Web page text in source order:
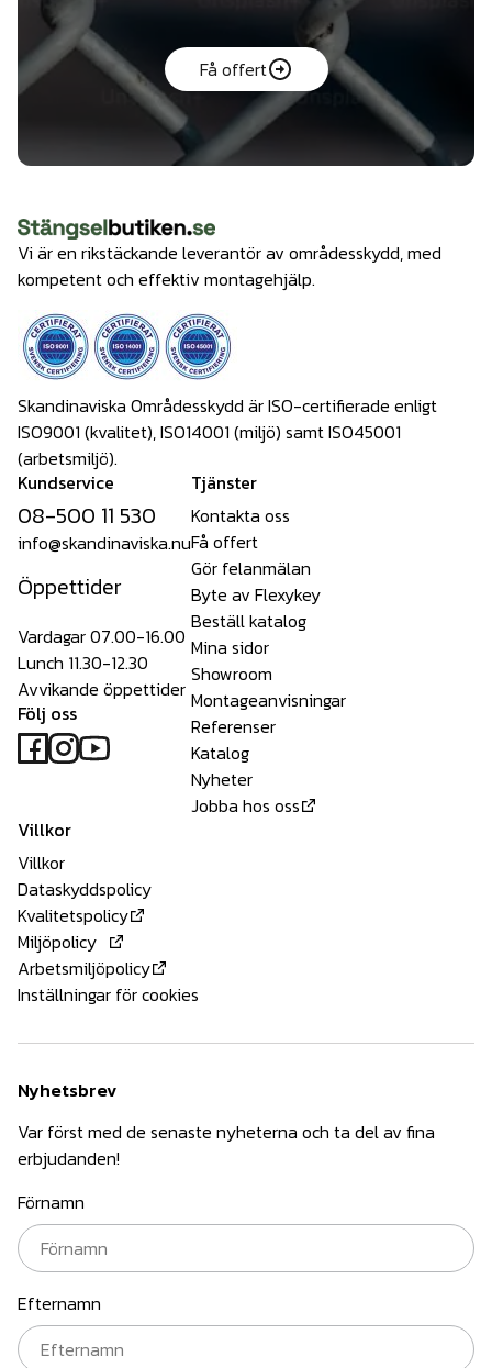
Få offert
Vi är en rikstäckande leverantör av områdesskydd, med
kompetent och effektiv montagehjälp.
Skandinaviska Områdesskydd är ISO-certifierade enligt
ISO9001 (kvalitet), ISO14001 (miljö) samt ISO45001
(arbetsmiljö).
Kundservice
08-500 11 530
info@skandinaviska.nu
Öppettider
Vardagar 07.00-16.00
Lunch 11.30-12.30
Avvikande öppettider
Följ oss
Tjänster
Kontakta oss
Få offert
Gör felanmälan
Byte av Flexykey
Beställ katalog
Mina sidor
Showroom
Montageanvisningar
Referenser
Katalog
Nyheter
Jobba hos oss
Villkor
Villkor
Dataskyddspolicy
Kvalitetspolicy
Miljöpolicy
Arbetsmiljöpolicy
Inställningar för cookies
Nyhetsbrev
Var först med de senaste nyheterna och ta del av fina
erbjudanden!
Förnamn
Efternamn